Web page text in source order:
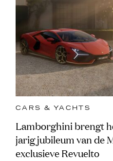
CARS & YACHTS
Lamborghini brengt
jarig jubileum van de
exclusieve Revuelto